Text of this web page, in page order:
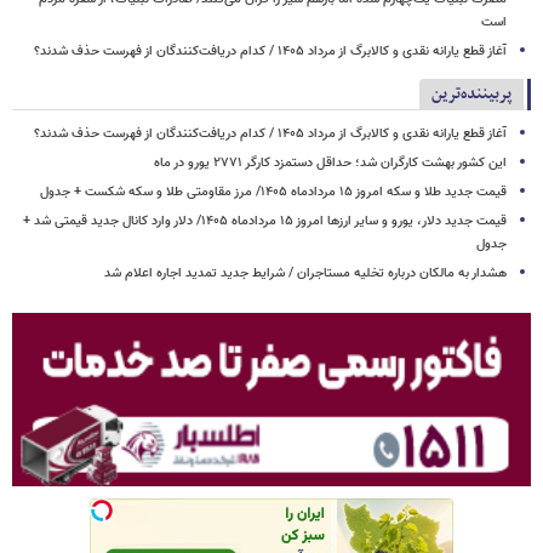
است
آغاز قطع یارانه نقدی و کالابرگ از مرداد ۱۴۰۵ / کدام دریافت‌کنندگان از فهرست حذف شدند؟
پربیننده‌ترین
آغاز قطع یارانه نقدی و کالابرگ از مرداد ۱۴۰۵ / کدام دریافت‌کنندگان از فهرست حذف شدند؟
این کشور بهشت کارگران شد؛ حداقل دستمزد کارگر ۲۷۷۱ یورو در ماه
قیمت جدید طلا و سکه امروز ۱۵ مردادماه ۱۴۰۵/ مرز مقاومتی طلا و سکه شکست + جدول
قیمت جدید دلار، یورو و سایر ارزها امروز ۱۵ مردادماه ۱۴۰۵/ دلار وارد کانال جدید قیمتی شد +
جدول
هشدار به مالکان درباره تخلیه مستاجران / شرایط جدید تمدید اجاره اعلام شد